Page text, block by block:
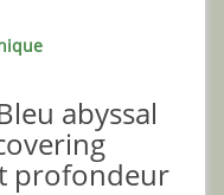
abyssal
profondeur